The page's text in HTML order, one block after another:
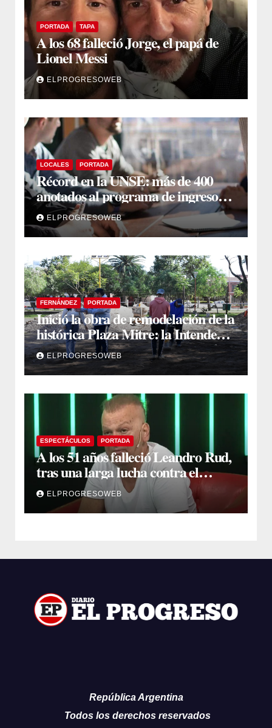
PORTADA TAPA
A los 68 falleció Jorge, el papá de
Lionel Messi
ELPROGRESOWEB
LOCALES PORTADA
Récord en la UNSE: más de 400
anotados al programa de ingreso
sin secundario
ELPROGRESOWEB
FERNÁNDEZ PORTADA
Inició la obra de remodelación de la
histórica Plaza Mitre: la Intendente
Yanina Iturre supervisó los
primeros trabajos
ELPROGRESOWEB
ESPECTÁCULOS PORTADA
A los 51 años falleció Leandro Rud,
tras una larga lucha contra el
cáncer
ELPROGRESOWEB
República Argentina
Todos los derechos reservados